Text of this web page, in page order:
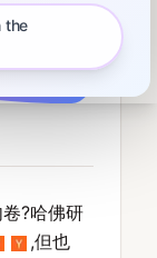
主流AI
到
?哈佛研
,但也
the